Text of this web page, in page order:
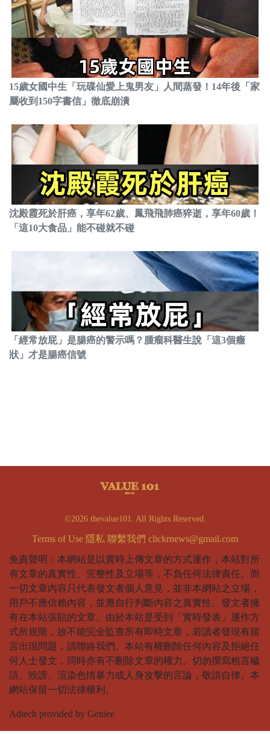
15歲女國中生「玩碟仙愛上鬼男友」人間蒸發！14年後「家
屬收到150字書信」徹底崩潰
沈殿霞死於肝癌，享年62歲、鳳飛飛肺癌猝逝，享年60歲！
「這10大食品」能不碰就不碰
「經常放屁」是腸癌的警示嗎？腫瘤科醫生說「這3個癥
狀」才是腸癌信號
©2026 thevalue101. All Rights Reserved.
Terms of Use 隱私 聯繫我們 clickrnews@gmail.com
免責聲明：本網站是以實時上傳文章的方式運作，本站對所
有文章的真實性、完整性及立場等，不負任何法律責任。而
一切文章內容只代表發文者個人意見，並非本網站之立場，
用戶不應信賴內容，並應自行判斷內容之真實性。發文者擁
有在本站張貼的文章。由於本站是受到「實時發表」運作方
式所規限，故不能完全監查所有即時文章，若讀者發現有留
言出現問題，請聯絡我們。本站有權刪除任何內容及拒絕任
何人士發文，同時亦有不刪除文章的權力。切勿撰寫粗言穢
語、毀謗、渲染色情暴力或人身攻擊的言論，敬請自律。本
網站保留一切法律權利。
Adtech provided by Geniee